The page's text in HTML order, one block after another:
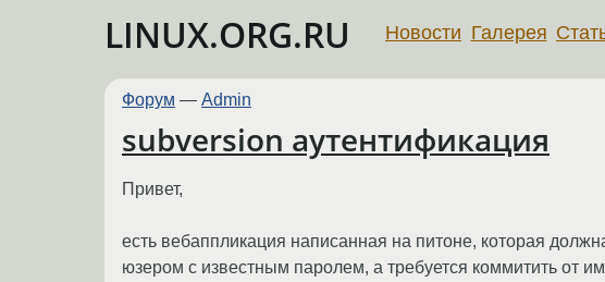
LINUX.ORG.RU Новости Галерея
Форум — Admin
subversion аутентификация
Привет,
есть вебаппликация написанная на питоне, которая
юзером с известным паролем, а требуется коммитить от